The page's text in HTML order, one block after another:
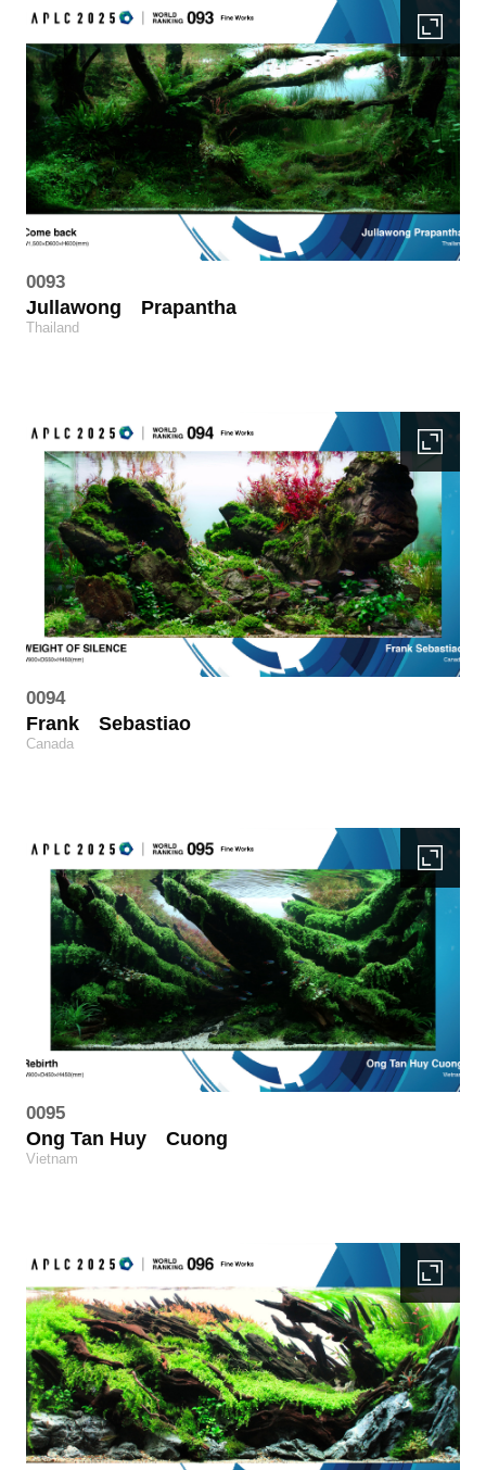
0093
Jullawong Prapantha
Thailand
0094
Frank Sebastiao
Canada
0095
Ong Tan Huy Cuong
Vietnam